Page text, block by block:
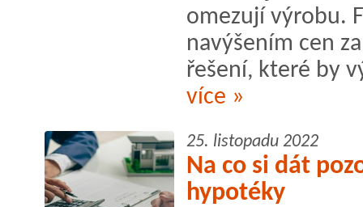
omezují výrobu.
navýšením cen
řešení, které by
více »
25. listopadu 2022
Na co si dát
hypotéky